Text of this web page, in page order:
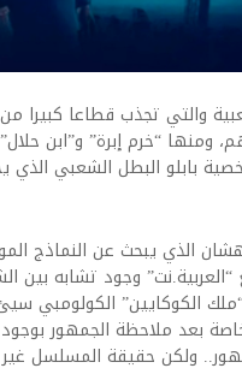
والتي تجذب قطاعا
“خرم إبرة” و”ابن
بابلو البطل الشعبي
الذي يبحث عن النماذج
وجود تشابه بين
الكوكايين” الكولومبي
خاصة بعد ملاحظة الجمهور
ولكن حقيقة المسلسل